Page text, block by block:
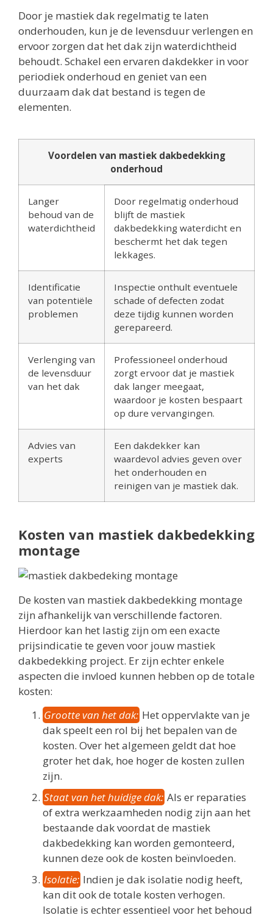
Door je mastiek dak regelmatig te laten
onderhouden, kun je de levensduur verlengen en
ervoor zorgen dat het dak zijn waterdichtheid
behoudt. Schakel een ervaren dakdekker in voor
periodiek onderhoud en geniet van een
duurzaam dak dat bestand is tegen de
elementen.
Voordelen van mastiek dakbedekking
onderhoud
Langer
behoud van de
waterdichtheid
Door regelmatig onderhoud
blijft de mastiek
dakbedekking waterdicht en
beschermt het dak tegen
lekkages.
Identificatie
van potentiële
problemen
Inspectie onthult eventuele
schade of defecten zodat
deze tijdig kunnen worden
gerepareerd.
Verlenging van
de levensduur
van het dak
Professioneel onderhoud
zorgt ervoor dat je mastiek
dak langer meegaat,
waardoor je kosten bespaart
op dure vervangingen.
Advies van
experts
Een dakdekker kan
waardevol advies geven over
het onderhouden en
reinigen van je mastiek dak.
Kosten van mastiek dakbedekking
montage
De kosten van mastiek dakbedekking montage
zijn afhankelijk van verschillende factoren.
Hierdoor kan het lastig zijn om een exacte
prijsindicatie te geven voor jouw mastiek
dakbedekking project. Er zijn echter enkele
aspecten die invloed kunnen hebben op de totale
kosten:
Grootte van het dak: Het oppervlakte van je
dak speelt een rol bij het bepalen van de
kosten. Over het algemeen geldt dat hoe
groter het dak, hoe hoger de kosten zullen
zijn.
Staat van het huidige dak: Als er reparaties
of extra werkzaamheden nodig zijn aan het
bestaande dak voordat de mastiek
dakbedekking kan worden gemonteerd,
kunnen deze ook de kosten beïnvloeden.
Isolatie: Indien je dak isolatie nodig heeft,
kan dit ook de totale kosten verhogen.
Isolatie is echter essentieel voor het behoud